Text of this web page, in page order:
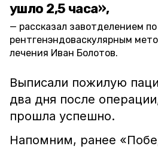
ушло 2,5 часа»,
рассказал завотделением по
рентгенэндоваскулярным
лечения Иван Болотов.
Выписали пожилую
два дня после
прошла успешно.
Напомним, ранее